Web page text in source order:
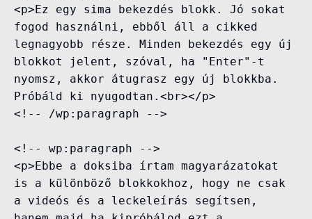
<p>Ez egy sima bekezdés blokk. Jó sokat
fogod használni, ebből áll a cikked
legnagyobb része. Minden bekezdés egy új
blokkot jelent, szóval, ha "Enter"-t
nyomsz, akkor átugrasz egy új blokkba.
Próbáld ki nyugodtan.<br></p>
<!-- /wp:paragraph -->
<!-- wp:paragraph -->
<p>Ebbe a doksiba írtam magyarázatokat
is a különböző blokkokhoz, hogy ne csak
a videós és a leckeleírás segítsen,